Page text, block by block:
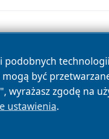
i podobnych
być
wyrażasz zgodę na
ustawienia.